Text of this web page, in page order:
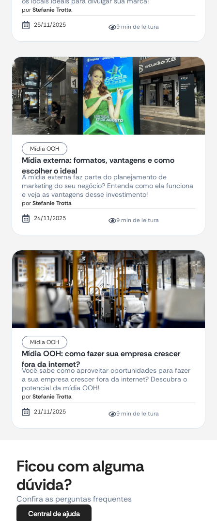
porStefanie Trotta
25/11/2025
9 min de leitura
Mídia OOH
Mídia externa: formatos, vantagens e como
escolher o ideal
A mídia externa faz parte do planejamento de
marketing do seu negócio? Entenda como ela funciona
e veja as vantagens desse investimento!
porStefanie Trotta
24/11/2025
9 min de leitura
Mídia OOH
Mídia OOH: como fazer sua empresa crescer
fora da internet?
Você sabe como aproveitar oportunidades para fazer
a sua empresa crescer fora da internet? Descubra o
potencial da mídia OOH!
porStefanie Trotta
21/11/2025
9 min de leitura
Ficou com alguma
dúvida?
Confira as perguntas frequentes
Central de ajuda